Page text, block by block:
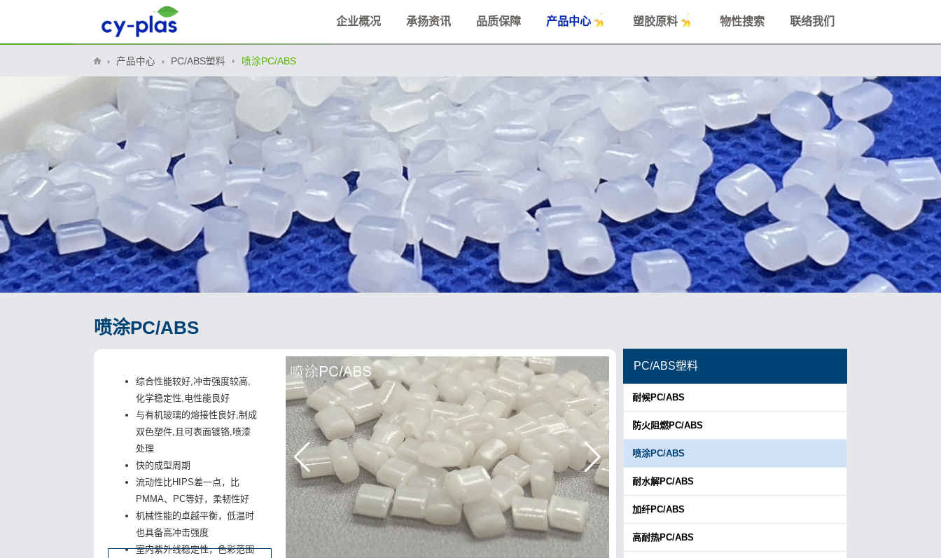
企业概况 承扬资讯 品质保障 产品中心 塑胶原料 物性搜索 联络我们
产品中心 PC/ABS塑料 喷涂PC/ABS
喷涂PC/ABS
综合性能较好,冲击强度较高,
化学稳定性,电性能良好
与有机玻璃的熔接性良好,制成
双色塑件,且可表面镀铬,喷漆
处理
快的成型周期
流动性比HIPS差一点，比
PMMA、PC等好，柔韧性好
机械性能的卓越平衡，低温时
也具备高冲击强度
室内紫外线稳定性，色彩范围
PC/ABS塑料
耐候PC/ABS
防火阻燃PC/ABS
喷涂PC/ABS
耐水解PC/ABS
加纤PC/ABS
高耐热PC/ABS